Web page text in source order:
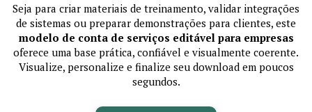
Seja para criar materiais de treinamento, validar integrações
de sistemas ou preparar demonstrações para clientes, este
modelo de conta de serviços editável para empresas
oferece uma base prática, confiável e visualmente coerente.
Visualize, personalize e finalize seu download em poucos
segundos.